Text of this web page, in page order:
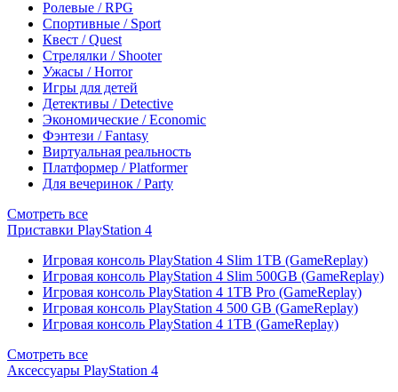
Ролевые / RPG
Спортивные / Sport
Квест / Quest
Стрелялки / Shooter
Ужасы / Horror
Игры для детей
Детективы / Detective
Экономические / Economic
Фэнтези / Fantasy
Виртуальная реальность
Платформер / Platformer
Для вечеринок / Party
Смотреть все
Приставки PlayStation 4
Игровая консоль PlayStation 4 Slim 1TB (GameReplay)
Игровая консоль PlayStation 4 Slim 500GB (GameReplay)
Игровая консоль PlayStation 4 1TB Pro (GameReplay)
Игровая консоль PlayStation 4 500 GB (GameReplay)
Игровая консоль PlayStation 4 1TB (GameReplay)
Смотреть все
Аксессуары PlayStation 4